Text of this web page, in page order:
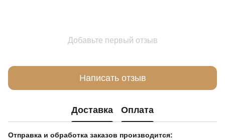
Добавьте первый отзыв
Написать отзыв
Доставка Оплата
Отправка и обработка заказов производится: